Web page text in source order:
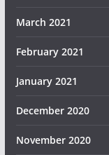
March 2021
February 2021
January 2021
December 2020
November 2020